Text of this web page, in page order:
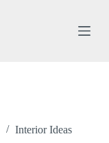
Interior Ideas